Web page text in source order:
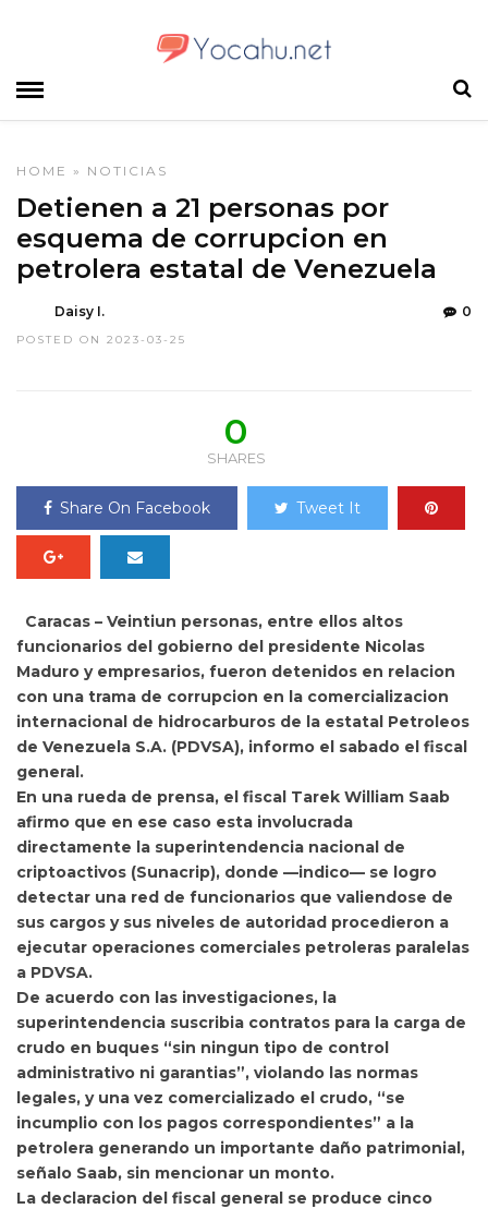
HOME » NOTICIAS
Detienen a 21 personas por
esquema de corrupcion en
petrolera estatal de Venezuela
Daisy I.
POSTED ON 2023-03-25
0
0
SHARES
Share On Facebook Tweet It
Caracas – Veintiun personas, entre ellos altos
funcionarios del gobierno del presidente Nicolas
Maduro y empresarios, fueron detenidos en relacion
con una trama de corrupcion en la comercializacion
internacional de hidrocarburos de la estatal Petroleos
de Venezuela S.A. (PDVSA), informo el sabado el fiscal
general.
En una rueda de prensa, el fiscal Tarek William Saab
afirmo que en ese caso esta involucrada
directamente la superintendencia nacional de
criptoactivos (Sunacrip), donde —indico— se logro
detectar una red de funcionarios que valiendose de
sus cargos y sus niveles de autoridad procedieron a
ejecutar operaciones comerciales petroleras paralelas
a PDVSA.
De acuerdo con las investigaciones, la
superintendencia suscribia contratos para la carga de
crudo en buques “sin ningun tipo de control
administrativo ni garantias”, violando las normas
legales, y una vez comercializado el crudo, “se
incumplio con los pagos correspondientes” a la
petrolera generando un importante daño patrimonial,
señalo Saab, sin mencionar un monto.
La declaracion del fiscal general se produce cinco